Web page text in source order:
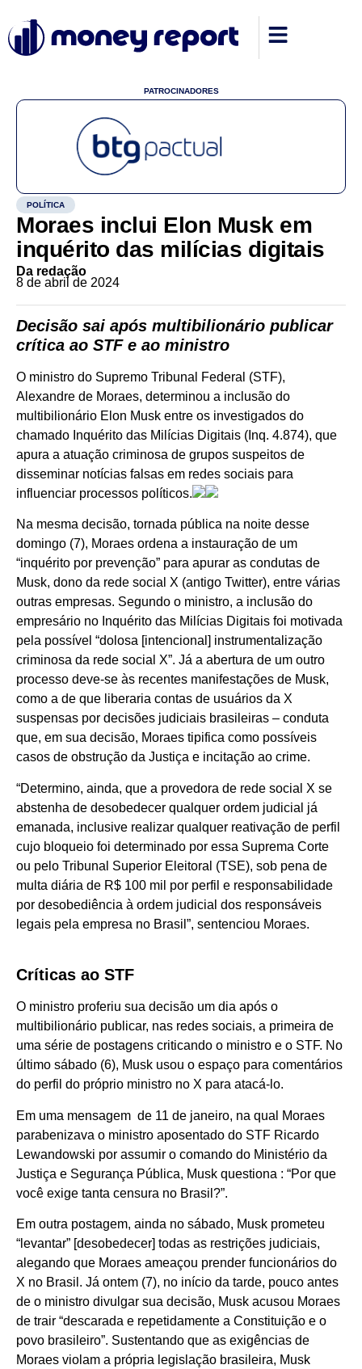
PATROCINADORES
POLÍTICA
Moraes inclui Elon Musk em
inquérito das milícias digitais
Da redação
8 de abril de 2024
Decisão sai após multibilionário publicar
crítica ao STF e ao ministro
O ministro do Supremo Tribunal Federal (STF),
Alexandre de Moraes, determinou a inclusão do
multibilionário Elon Musk entre os investigados do
chamado Inquérito das Milícias Digitais (Inq. 4.874), que
apura a atuação criminosa de grupos suspeitos de
disseminar notícias falsas em redes sociais para
influenciar processos políticos.
Na mesma decisão, tornada pública na noite desse
domingo (7), Moraes ordena a instauração de um
“inquérito por prevenção” para apurar as condutas de
Musk, dono da rede social X (antigo Twitter), entre várias
outras empresas. Segundo o ministro, a inclusão do
empresário no Inquérito das Milícias Digitais foi motivada
pela possível “dolosa [intencional] instrumentalização
criminosa da rede social X”. Já a abertura de um outro
processo deve-se às recentes manifestações de Musk,
como a de que liberaria contas de usuários da X
suspensas por decisões judiciais brasileiras – conduta
que, em sua decisão, Moraes tipifica como possíveis
casos de obstrução da Justiça e incitação ao crime.
“Determino, ainda, que a provedora de rede social X se
abstenha de desobedecer qualquer ordem judicial já
emanada, inclusive realizar qualquer reativação de perfil
cujo bloqueio foi determinado por essa Suprema Corte
ou pelo Tribunal Superior Eleitoral (TSE), sob pena de
multa diária de R$ 100 mil por perfil e responsabilidade
por desobediência à ordem judicial dos responsáveis
legais pela empresa no Brasil”, sentenciou Moraes.
Críticas ao STF
O ministro proferiu sua decisão um dia após o
multibilionário publicar, nas redes sociais, a primeira de
uma série de postagens criticando o ministro e o STF. No
último sábado (6), Musk usou o espaço para comentários
do perfil do próprio ministro no X para atacá-lo.
Em uma mensagem de 11 de janeiro, na qual Moraes
parabenizava o ministro aposentado do STF Ricardo
Lewandowski por assumir o comando do Ministério da
Justiça e Segurança Pública, Musk questiona : “Por que
você exige tanta censura no Brasil?”.
Em outra postagem, ainda no sábado, Musk prometeu
“levantar” [desobedecer] todas as restrições judiciais,
alegando que Moraes ameaçou prender funcionários do
X no Brasil. Já ontem (7), no início da tarde, pouco antes
de o ministro divulgar sua decisão, Musk acusou Moraes
de trair “descarada e repetidamente a Constituição e o
povo brasileiro”. Sustentando que as exigências de
Moraes violam a própria legislação brasileira, Musk